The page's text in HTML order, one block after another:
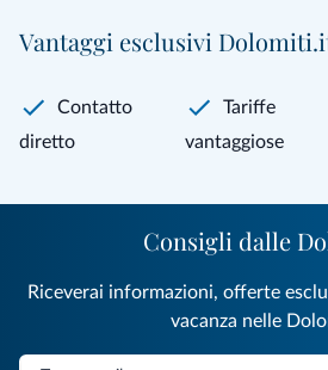
Vantaggi esclusivi
Contatto
diretto
Tariffe
vantaggiose
Consigli dalle
Riceverai informazioni, offerte
vacanza nelle